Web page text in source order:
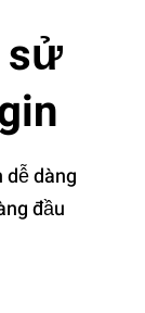
sử
dàng
đầu